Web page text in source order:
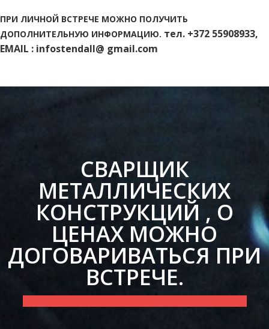
ПРИ ЛИЧНОЙ ВСТРЕЧЕ МОЖНО ПОЛУЧИТЬ
ДОПОЛНИТЕЛЬНУЮ ИНФОРМАЦИЮ. тел. +372 55908933,
EMAIL : infostendall@ gmail.com
СВАРЩИК
МЕТАЛЛИЧЕСКИХ
КОНСТРУКЦИЙ , О
ЦЕНАХ МОЖНО
ДОГОВАРИВАТЬСЯ ПРИ
ВСТРЕЧЕ.